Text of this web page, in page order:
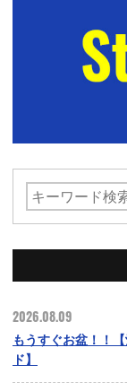
2026.08.09
もうすぐお盆！！
ド】